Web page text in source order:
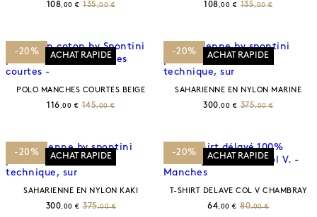
108,00 € 135,00 € 108 ,00 € 135,00 €
-20% ACHAT RAPIDE
POLO MANCHES COURTES BEIGE
116 ,00 € 145,00 €
-20% ACHAT RAPIDE
SAHARIENNE EN NYLON MARINE
300 ,00 € 375,00 €
-20% ACHAT RAPIDE
SAHARIENNE EN NYLON KAKI
300,00 € 375,00 €
-20% ACHAT RAPIDE
T-SHIRT DELAVE COL V CHAMBRAY
64,00 € 80,00 €